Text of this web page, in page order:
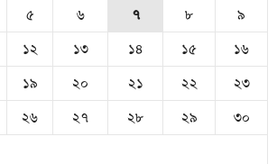
৫ ৬ ৭ ৮
৯
১২ ১৩ ১৪ ১৫
১৬
১৯ ২০ ২১ ২২
২৩
২৬ ২৭ ২৮ ২৯
৩০